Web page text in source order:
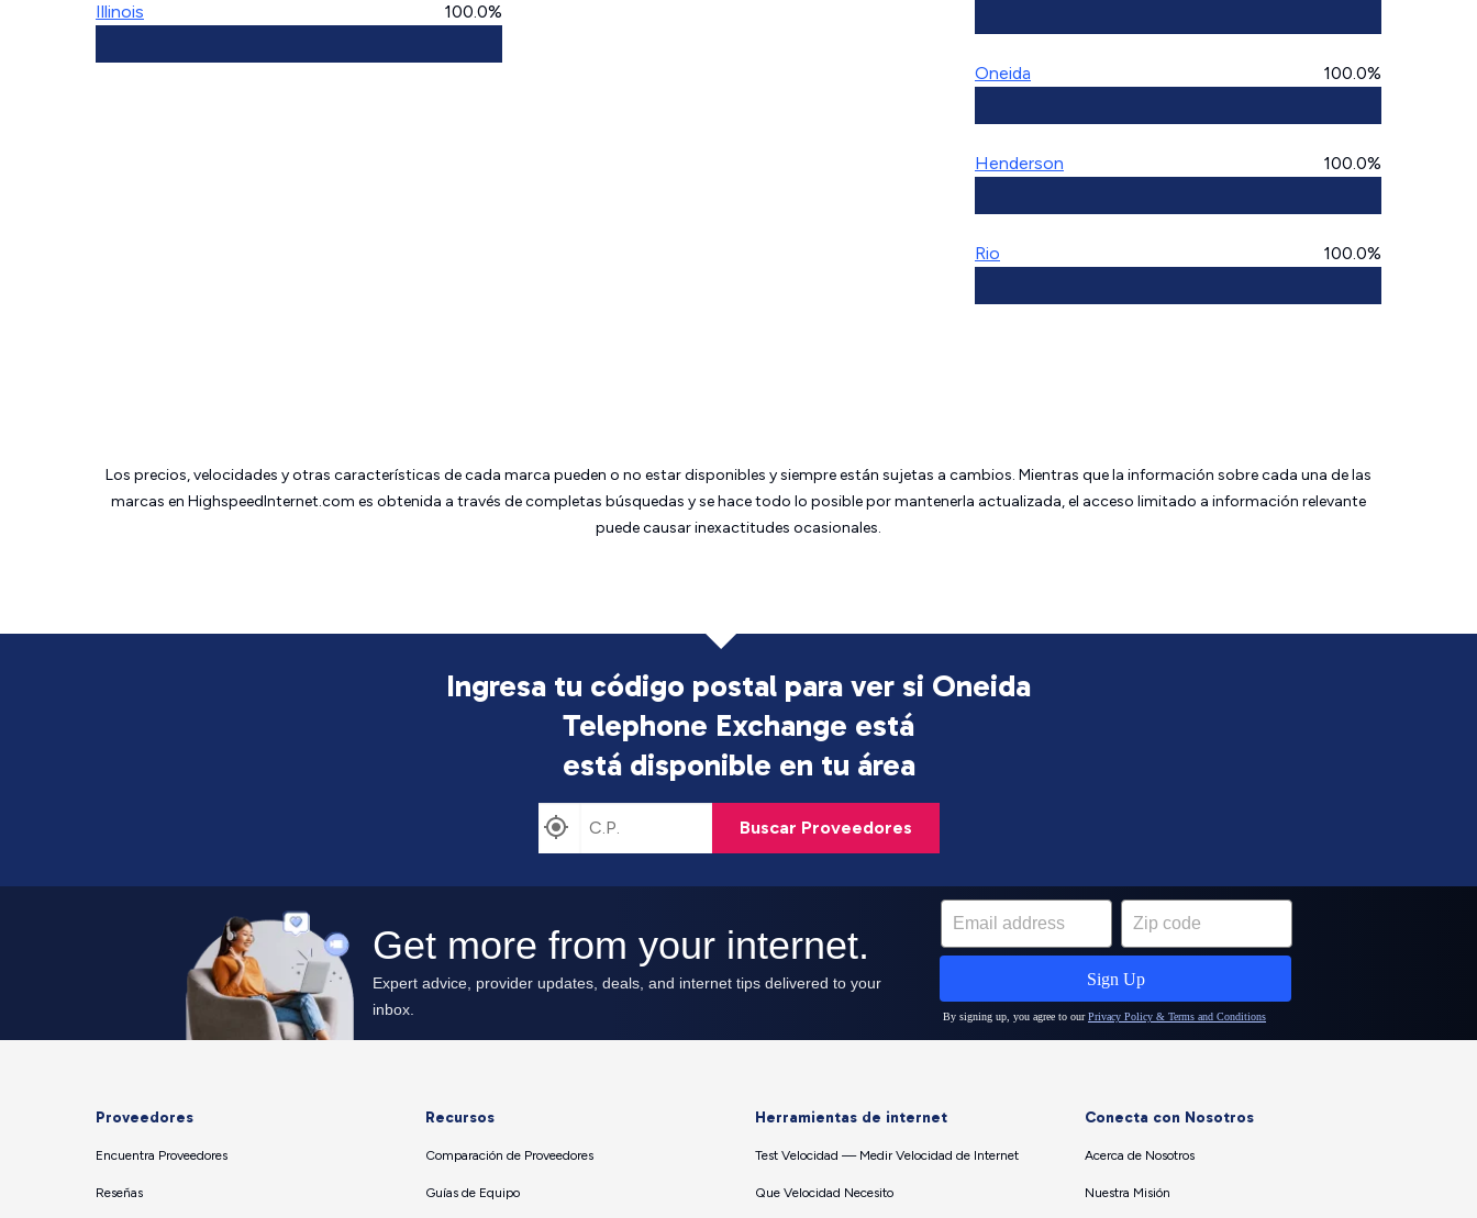
Illinois 100.0%
Oneida 100.0%
Henderson 100.0%
Rio 100.0%
Los precios, velocidades y otras características de cada marca pueden o no estar disponibles y siempre están sujetas a cambios. Mientras que la información sobre cada una de las
marcas en HighspeedInternet.com es obtenida a través de completas búsquedas y se hace todo lo posible por mantenerla actualizada, el acceso limitado a información relevante
puede causar inexactitudes ocasionales.
Ingresa tu código postal para ver si Oneida
Telephone Exchange está
está disponible en tu área
Buscar Proveedores
Proveedores
Encuentra Proveedores
Reseñas
Recursos
Comparación de Proveedores
Guías de Equipo
Herramientas de internet
Test Velocidad — Medir Velocidad de Internet
Que Velocidad Necesito
Conecta con Nosotros
Acerca de Nosotros
Nuestra Misión